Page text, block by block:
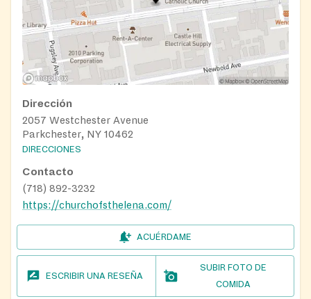
Dirección
2057 Westchester Avenue
Parkchester, NY 10462
DIRECCIONES
Contacto
(718) 892-3232
https://churchofsthelena.com/
ACUÉRDAME
ESCRIBIR UNA RESEÑA
SUBIR FOTO DE
COMIDA